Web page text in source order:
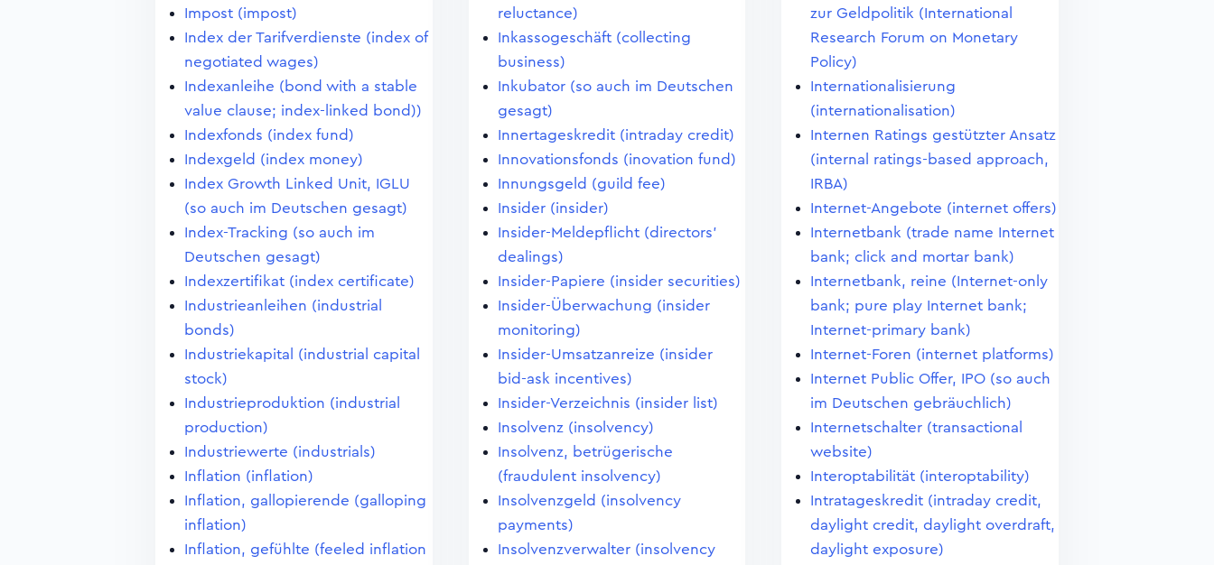
Impost (impost)
Index der Tarifverdienste (index of
negotiated wages)
Indexanleihe (bond with a stable
value clause; index-linked bond))
Indexfonds (index fund)
Indexgeld (index money)
Index Growth Linked Unit, IGLU
(so auch im Deutschen gesagt)
Index-Tracking (so auch im
Deutschen gesagt)
Indexzertifikat (index certificate)
Industrieanleihen (industrial
bonds)
Industriekapital (industrial capital
stock)
Industrieproduktion (industrial
production)
Industriewerte (industrials)
Inflation (inflation)
Inflation, gallopierende (galloping
inflation)
Inflation, gefühlte (feeled inflation
reluctance)
Inkassogeschäft (collecting
business)
Inkubator (so auch im Deutschen
gesagt)
Innertageskredit (intraday credit)
Innovationsfonds (inovation fund)
Innungsgeld (guild fee)
Insider (insider)
Insider-Meldepflicht (directors'
dealings)
Insider-Papiere (insider securities)
Insider-Überwachung (insider
monitoring)
Insider-Umsatzanreize (insider
bid-ask incentives)
Insider-Verzeichnis (insider list)
Insolvenz (insolvency)
Insolvenz, betrügerische
(fraudulent insolvency)
Insolvenzgeld (insolvency
payments)
Insolvenzverwalter (insolvency
zur Geldpolitik (International
Research Forum on Monetary
Policy)
Internationalisierung
(internationalisation)
Internen Ratings gestützter Ansatz
(internal ratings-based approach,
IRBA)
Internet-Angebote (internet offers)
Internetbank (trade name Internet
bank; click and mortar bank)
Internetbank, reine (Internet-only
bank; pure play Internet bank;
Internet-primary bank)
Internet-Foren (internet platforms)
Internet Public Offer, IPO (so auch
im Deutschen gebräuchlich)
Internetschalter (transactional
website)
Interoptabilität (interoptability)
Intratageskredit (intraday credit,
daylight credit, daylight overdraft,
daylight exposure)